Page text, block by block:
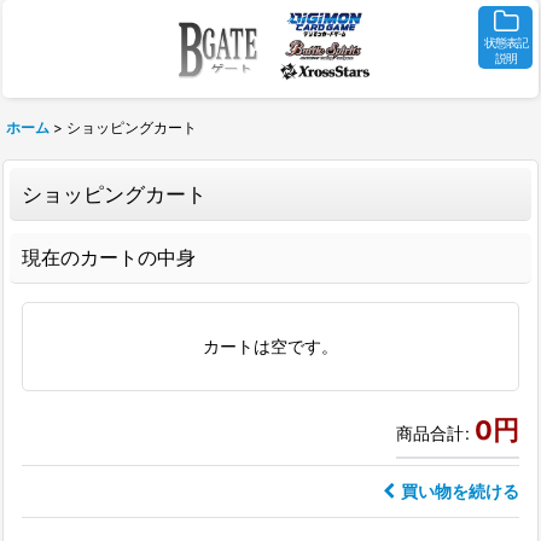
状態表記
説明
ホーム > ショッピングカート
ショッピングカート
現在のカートの中身
カートは空です。
商品合計: 0円
買い物を続ける